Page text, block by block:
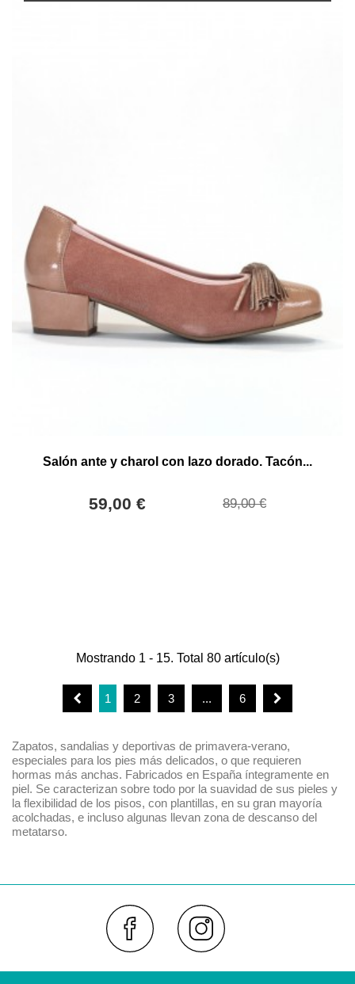
Salón ante y charol con lazo dorado. Tacón...
59,00 € 89,00 €
Mostrando 1 - 15. Total 80 artículo(s)
1 2 3 ... 6
Zapatos, sandalias y deportivas de primavera-verano,
especiales para los pies más delicados, o que requieren
hormas más anchas. Fabricados en España íntegramente en
piel. Se caracterizan sobre todo por la suavidad de sus pieles y
la flexibilidad de los pisos, con plantillas, en su gran mayoría
acolchadas, e incluso algunas llevan zona de descanso del
metatarso.